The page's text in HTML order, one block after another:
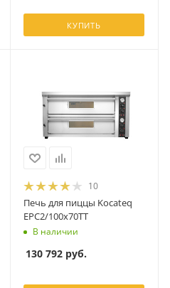
КУПИТЬ
10
Печь для пиццы Kocateq
EPC2/100x70TT
В наличии
130 792 руб.